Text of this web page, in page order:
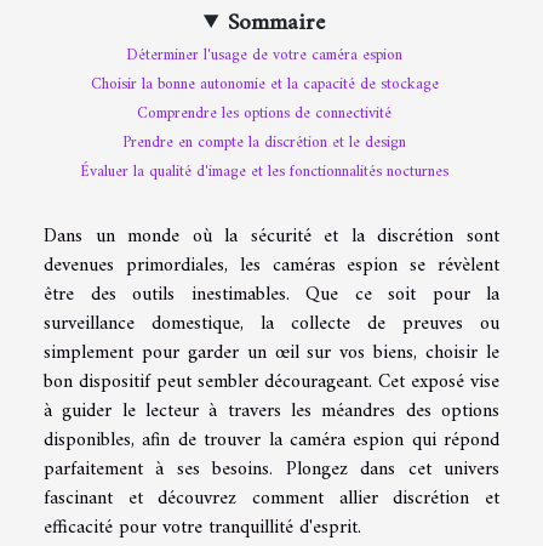
Sommaire
Déterminer l'usage de votre caméra espion
Choisir la bonne autonomie et la capacité de stockage
Comprendre les options de connectivité
Prendre en compte la discrétion et le design
Évaluer la qualité d'image et les fonctionnalités nocturnes
Dans un monde où la sécurité et la discrétion sont
devenues primordiales, les caméras espion se révèlent
être des outils inestimables. Que ce soit pour la
surveillance domestique, la collecte de preuves ou
simplement pour garder un œil sur vos biens, choisir le
bon dispositif peut sembler décourageant. Cet exposé vise
à guider le lecteur à travers les méandres des options
disponibles, afin de trouver la caméra espion qui répond
parfaitement à ses besoins. Plongez dans cet univers
fascinant et découvrez comment allier discrétion et
efficacité pour votre tranquillité d'esprit.